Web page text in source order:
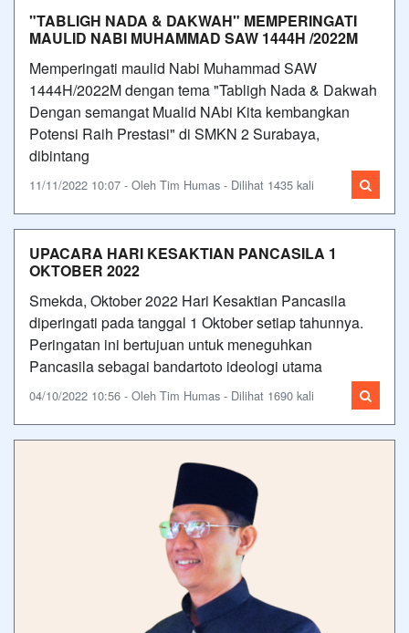
"TABLIGH NADA & DAKWAH" MEMPERINGATI
MAULID NABI MUHAMMAD SAW 1444H /2022M
Memperingati maulid Nabi Muhammad SAW
1444H/2022M dengan tema "Tabligh Nada & Dakwah
Dengan semangat Mualid NAbi Kita kembangkan
Potensi Raih Prestasi" di SMKN 2 Surabaya,
dibintang
11/11/2022 10:07 - Oleh Tim Humas - Dilihat 1435 kali
UPACARA HARI KESAKTIAN PANCASILA 1
OKTOBER 2022
Smekda, Oktober 2022 Hari Kesaktian Pancasila
diperingati pada tanggal 1 Oktober setiap tahunnya.
Peringatan ini bertujuan untuk meneguhkan
Pancasila sebagai bandartoto ideologi utama
04/10/2022 10:56 - Oleh Tim Humas - Dilihat 1690 kali